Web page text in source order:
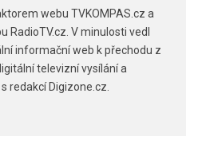
webu TVKOMPAS.cz a
RadioTV.cz. V minulosti vedl
informační web k přechodu z
televizní vysílání a
redakcí Digizone.cz.